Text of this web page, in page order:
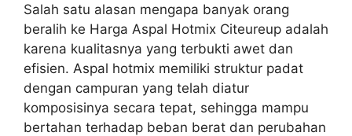
Salah satu alasan mengapa banyak orang
beralih ke Harga Aspal Hotmix Citeureup adalah
karena kualitasnya yang terbukti awet dan
efisien. Aspal hotmix memiliki struktur padat
dengan campuran yang telah diatur
komposisinya secara tepat, sehingga mampu
bertahan terhadap beban berat dan perubahan